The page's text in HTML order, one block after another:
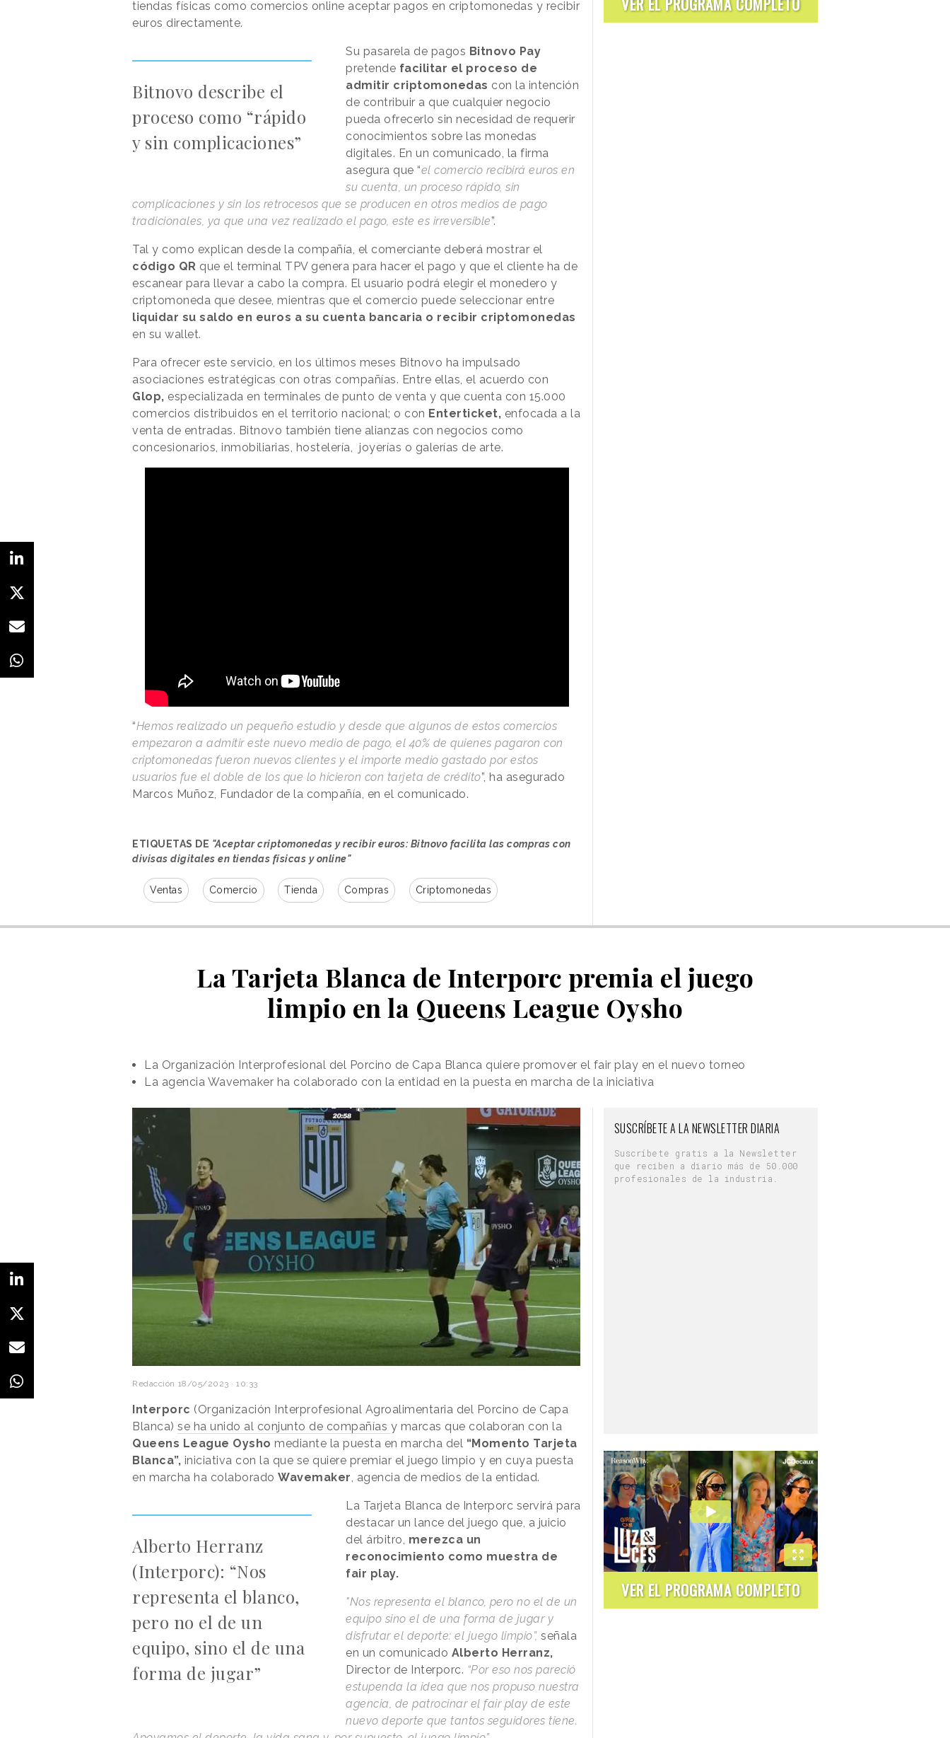
tiendas físicas como comercios online aceptar pagos en criptomonedas y recibir
euros directamente.
Bitnovo describe el
proceso como “rápido
y sin complicaciones”
Su pasarela de pagos Bitnovo Pay
pretende facilitar el proceso de
admitir criptomonedas con la intención
de contribuir a que cualquier negocio
pueda ofrecerlo sin necesidad de requerir
conocimientos sobre las monedas
digitales. En un comunicado, la firma
asegura que “el comercio recibirá euros en
su cuenta, un proceso rápido, sin
complicaciones y sin los retrocesos que se producen en otros medios de pago
tradicionales, ya que una vez realizado el pago, este es irreversible”.
Tal y como explican desde la compañía, el comerciante deberá mostrar el
código QR que el terminal TPV genera para hacer el pago y que el cliente ha de
escanear para llevar a cabo la compra. El usuario podrá elegir el monedero y
criptomoneda que desee, mientras que el comercio puede seleccionar entre
liquidar su saldo en euros a su cuenta bancaria o recibir criptomonedas
en su wallet.
Para ofrecer este servicio, en los últimos meses Bitnovo ha impulsado
asociaciones estratégicas con otras compañías. Entre ellas, el acuerdo con
Glop, especializada en terminales de punto de venta y que cuenta con 15.000
comercios distribuidos en el territorio nacional; o con Enterticket, enfocada a la
venta de entradas. Bitnovo también tiene alianzas con negocios como
concesionarios, inmobiliarias, hostelería, joyerías o galerías de arte.
“Hemos realizado un pequeño estudio y desde que algunos de estos comercios
empezaron a admitir este nuevo medio de pago, el 40% de quienes pagaron con
criptomonedas fueron nuevos clientes y el importe medio gastado por estos
usuarios fue el doble de los que lo hicieron con tarjeta de crédito”, ha asegurado
Marcos Muñoz, Fundador de la compañía, en el comunicado.
ETIQUETAS DE "Aceptar criptomonedas y recibir euros: Bitnovo facilita las compras con
divisas digitales en tiendas físicas y online"
Ventas Comercio Tienda Compras Criptomonedas
La Tarjeta Blanca de Interporc premia el juego
limpio en la Queens League Oysho
La Organización Interprofesional del Porcino de Capa Blanca quiere promover el fair play en el nuevo torneo
La agencia Wavemaker ha colaborado con la entidad en la puesta en marcha de la iniciativa
Redacción 18/05/2023 · 10:33
Interporc (Organización Interprofesional Agroalimentaria del Porcino de Capa
Blanca) se ha unido al conjunto de compañías y marcas que colaboran con la
Queens League Oysho mediante la puesta en marcha del “Momento Tarjeta
Blanca”, iniciativa con la que se quiere premiar el juego limpio y en cuya puesta
en marcha ha colaborado Wavemaker, agencia de medios de la entidad.
Alberto Herranz
(Interporc): “Nos
representa el blanco,
pero no el de un
equipo, sino el de una
forma de jugar”
La Tarjeta Blanca de Interporc servirá para
destacar un lance del juego que, a juicio
del árbitro, merezca un
reconocimiento como muestra de
fair play.
"Nos representa el blanco, pero no el de un
equipo sino el de una forma de jugar y
disfrutar el deporte: el juego limpio”,señala
en un comunicado Alberto Herranz,
Director de Interporc. “Por eso nos pareció
estupenda la idea que nos propuso nuestra
agencia, de patrocinar el fair play de este
nuevo deporte que tantos seguidores tiene.
SUSCRÍBETE A LA NEWSLETTER DIARIA
Suscríbete gratis a la Newsletter
que reciben a diario más de 50.000
profesionales de la industria.
VER EL PROGRAMA COMPLETO